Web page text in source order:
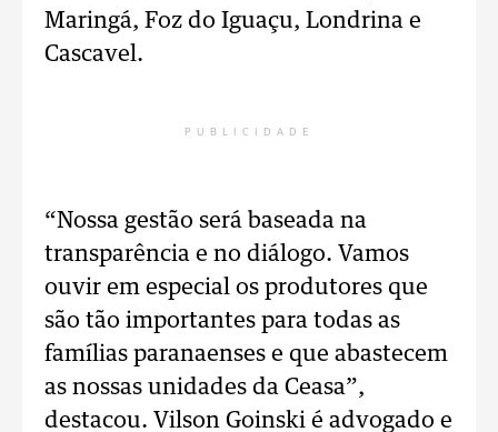
Maringá, Foz do Iguaçu, Londrina e
Cascavel.
PUBLICIDADE
“Nossa gestão será baseada na
transparência e no diálogo. Vamos
ouvir em especial os produtores que
são tão importantes para todas as
famílias paranaenses e que abastecem
as nossas unidades da Ceasa”,
destacou. Vilson Goinski é advogado e